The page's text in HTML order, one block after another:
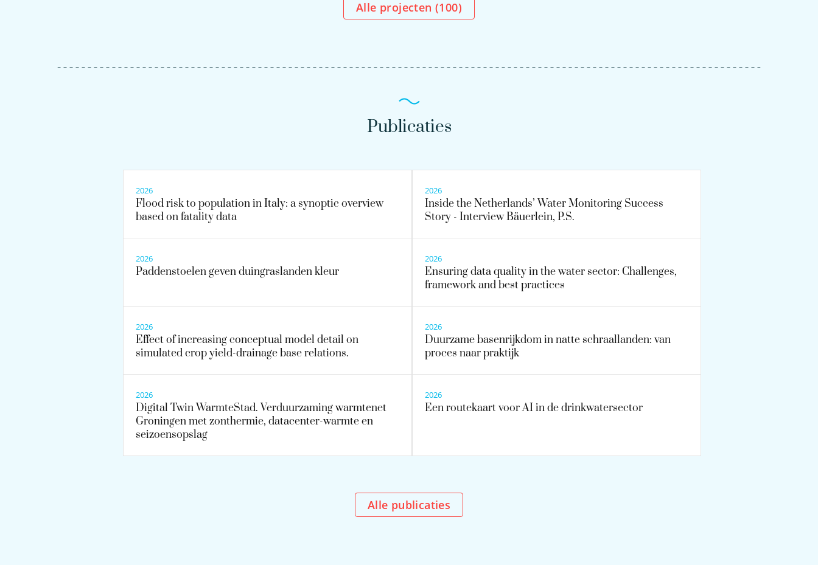
Alle projecten (100)
Publicaties
2026
Flood risk to population in Italy: a synoptic overview
based on fatality data
2026
Inside the Netherlands’ Water Monitoring Success
Story - Interview Bäuerlein, P.S.
2026
Paddenstoelen geven duingraslanden kleur
2026
Ensuring data quality in the water sector: Challenges,
framework and best practices
2026
Effect of increasing conceptual model detail on
simulated crop yield-drainage base relations.
2026
Duurzame basenrijkdom in natte schraallanden: van
proces naar praktijk
2026
Digital Twin WarmteStad. Verduurzaming warmtenet
Groningen met zonthermie, datacenter-warmte en
seizoensopslag
2026
Een routekaart voor AI in de drinkwatersector
Alle publicaties